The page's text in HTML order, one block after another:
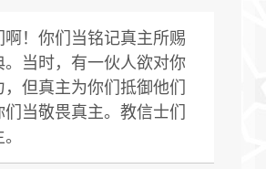
！你们当铭记真主所赐
当时，有一伙人欲对你
但真主为你们抵御他们
们当敬畏真主。教信士们